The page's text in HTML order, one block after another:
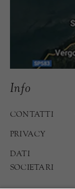
Info
CONTATTI
PRIVACY
DATI
SOCIETARI